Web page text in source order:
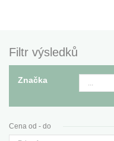
Filtr výsledků
Značka
Cena od - do